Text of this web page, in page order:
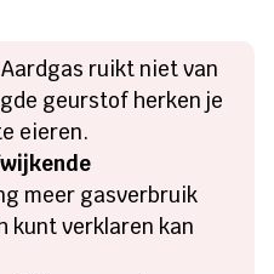
Aardgas ruikt niet van
geurstof herken je
eieren.
meer gasverbruik
kunt verklaren kan